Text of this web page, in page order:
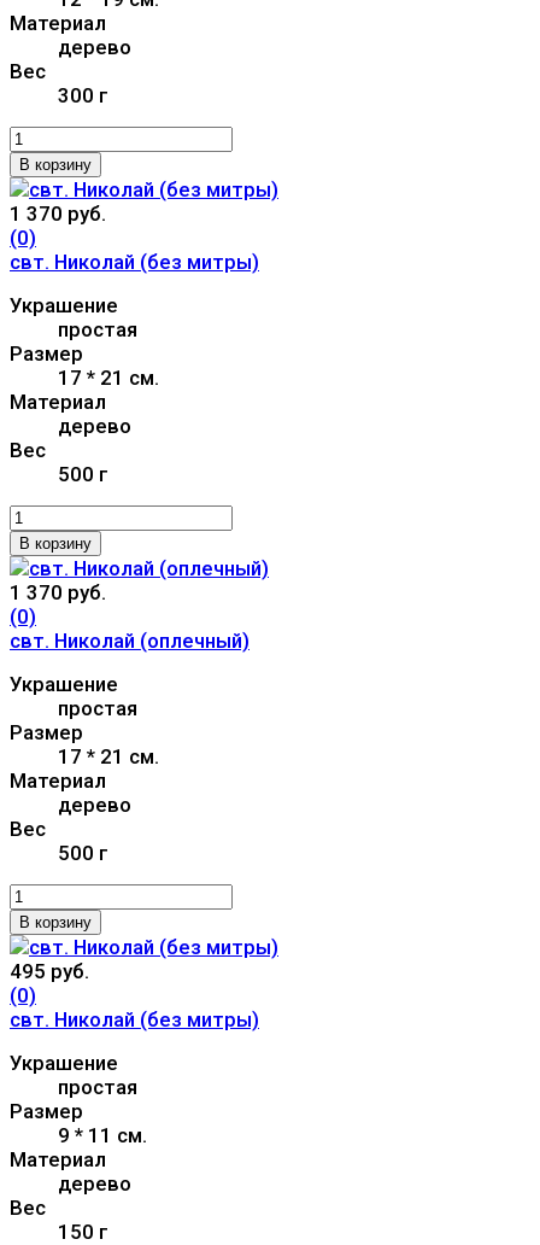
Материал
дерево
Вес
300 г
В корзину
1 370 руб.
(0)
свт. Николай (без митры)
Украшение
простая
Размер
17 * 21 см.
Материал
дерево
Вес
500 г
В корзину
1 370 руб.
(0)
свт. Николай (оплечный)
Украшение
простая
Размер
17 * 21 см.
Материал
дерево
Вес
500 г
В корзину
495 руб.
(0)
свт. Николай (без митры)
Украшение
простая
Размер
9 * 11 см.
Материал
дерево
Вес
150 г